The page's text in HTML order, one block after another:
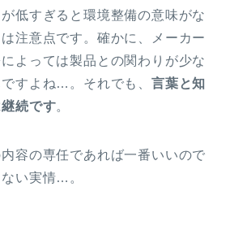
低すぎると環境整備の意味がな
注意点です。確かに、メーカー
よっては製品との関わりが少な
すよね…。それでも、言葉と知
続です。
容の専任であれば一番いいので
い実情…。